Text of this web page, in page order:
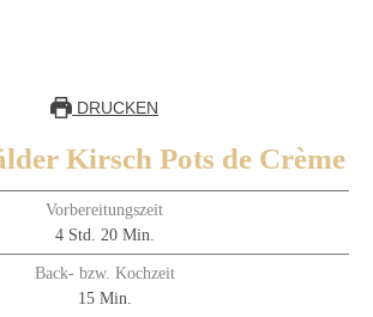
DRUCKEN
Kirsch Pots de Crème
Vorbereitungszeit
4 Std. 20 Min.
Back- bzw. Kochzeit
15 Min.